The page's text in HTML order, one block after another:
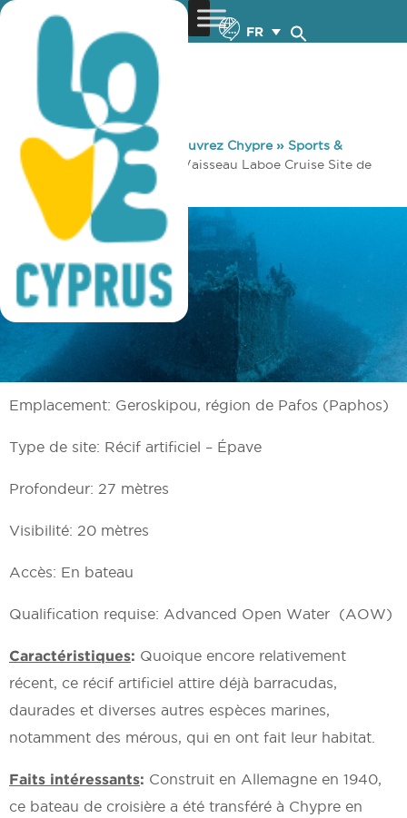
FR
You are here: Home »Découvrez Chypre» Sports &
Entraînement
Plongée
Vaisseau Laboe Cruise Site de
Plongée
Emplacement: Geroskipou, région de Pafos (Paphos)
Type de site: Récif artificiel – Épave
Profondeur: 27 mètres
Visibilité: 20 mètres
Accès: En bateau
Qualification requise: Advanced Open Water (AOW)
Caractéristiques: Quoique encore relativement
récent, ce récif artificiel attire déjà barracudas,
daurades et diverses autres espèces marines,
notamment des mérous, qui en ont fait leur habitat.
Faits intéressants: Construit en Allemagne en 1940,
ce bateau de croisière a été transféré à Chypre en